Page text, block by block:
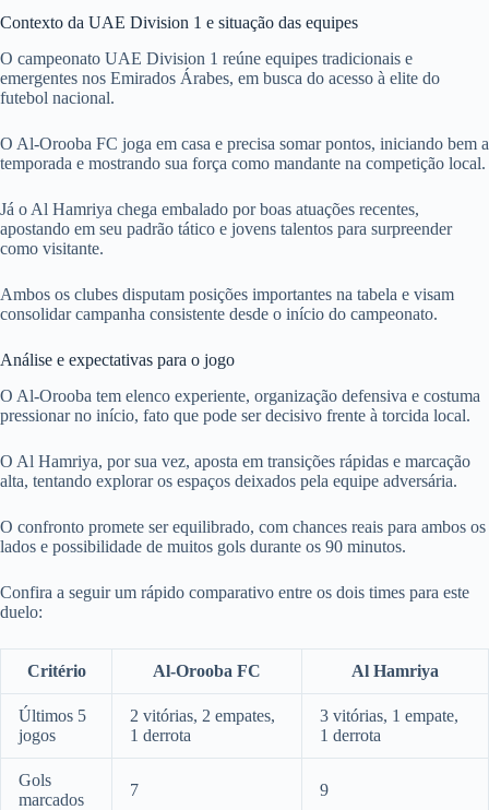
Contexto da UAE Division 1 e situação das equipes
O campeonato UAE Division 1 reúne equipes tradicionais e
emergentes nos Emirados Árabes, em busca do acesso à elite do
futebol nacional.
O Al-Orooba FC joga em casa e precisa somar pontos, iniciando bem a
temporada e mostrando sua força como mandante na competição local.
Já o Al Hamriya chega embalado por boas atuações recentes,
apostando em seu padrão tático e jovens talentos para surpreender
como visitante.
Ambos os clubes disputam posições importantes na tabela e visam
consolidar campanha consistente desde o início do campeonato.
Análise e expectativas para o jogo
O Al-Orooba tem elenco experiente, organização defensiva e costuma
pressionar no início, fato que pode ser decisivo frente à torcida local.
O Al Hamriya, por sua vez, aposta em transições rápidas e marcação
alta, tentando explorar os espaços deixados pela equipe adversária.
O confronto promete ser equilibrado, com chances reais para ambos os
lados e possibilidade de muitos gols durante os 90 minutos.
Confira a seguir um rápido comparativo entre os dois times para este
duelo:
Critério Al-Orooba FC Al Hamriya
Últimos 5
jogos
2 vitórias, 2 empates,
1 derrota
3 vitórias, 1 empate,
1 derrota
Gols
marcados
7 9